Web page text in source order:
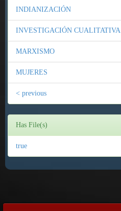
INDIANIZACIÓN
INVESTIGACIÓN CUALITATIVA
MARXISMO
MUJERES
< previous
Has File(s)
true